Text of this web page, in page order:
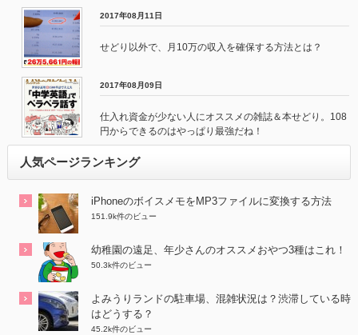
2017年08月11日
せどり以外で、月10万の収入を確保する方法とは？
2017年08月09日
仕入れ資金が少ない人にオススメの雑誌＆本せどり。108
円からできるのはやっぱり最強だね！
人気ページランキング
iPhoneのボイスメモをMP3ファイルに変換する方法
151.9k件のビュー
幼稚園の遠足、年少さんのオススメおやつ3種はこれ！
50.3k件のビュー
よみうりランドの駐車場、混雑状況は？渋滞している時
はどうする？
45.2k件のビュー